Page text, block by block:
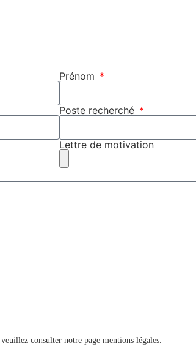
Prénom
Poste recherché
Lettre de motivation
consulter notre page mentions légales.